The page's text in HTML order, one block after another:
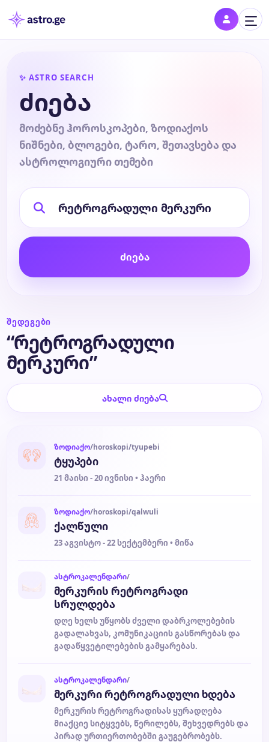
შედი პროფილში და შეინახე შენი ნიშნები
დღის ჰოროსკოპი
კვირის ჰოროსკოპი
წლის ჰოროსკოპი
ტარო
✨ ASTRO SEARCH
ძიება
მოძებნე ჰოროსკოპები, ზოდიაქოს
ნიშნები, ბლოგები, ტარო, შეთავსება და
ასტროლოგიური თემები
ძიება
ᲨᲔᲓᲔᲒᲔᲑᲘ
“რეტროგრადული
მერკური”
ახალი ძიება
ზოდიაქო/horoskopi/tyupebi
ტყუპები
21 მაისი - 20 ივნისი • ჰაერი
ზოდიაქო/horoskopi/qalwuli
ქალწული
23 აგვისტო - 22 სექტემბერი • მიწა
ასტროკალენდარი/
მერკურის რეტროგრადი
სრულდება
დღე ხელს უწყობს ძველი დაბრკოლებების
გადალახვას, კომუნიკაციის გასწორებას და
გადაწყვეტილებების გამყარებას.
ასტროკალენდარი/
მერკური რეტროგრადული ხდება
მერკურის რეტროგრადისას ყურადღება
მიაქციე სიტყვებს, წერილებს, შეხვედრებს და
პირად ურთიერთობებში გაუგებრობებს.